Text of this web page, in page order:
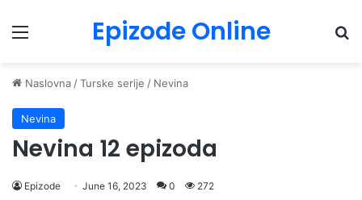
Menu Epizode Online
Naslovna /Turske serije / Nevina
Nevina
Nevina 12 epizoda
Epizode June 16, 2023 0 272